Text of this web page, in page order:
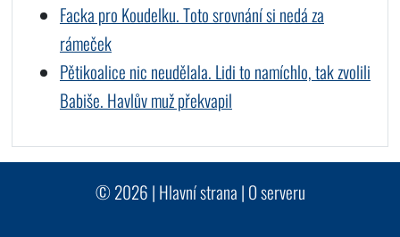
Facka pro Koudelku. Toto srovnání si nedá za
rámeček
Pětikoalice nic neudělala. Lidi to namíchlo, tak zvolili
Babiše. Havlův muž překvapil
© 2026 | Hlavní strana | O serveru